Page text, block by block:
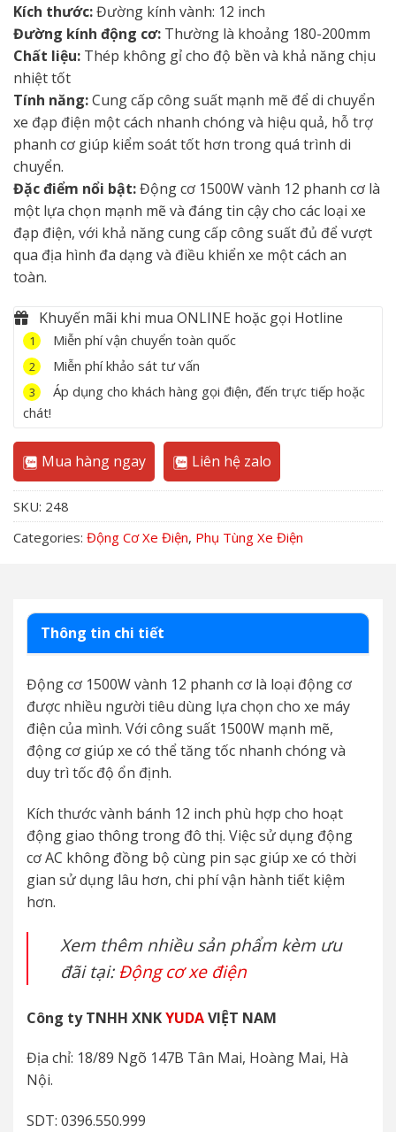
Kích thước:Đường kính vành: 12 inch
Đường kính động cơ: Thường là khoảng 180-200mm
Chất liệu: Thép không gỉ cho độ bền và khả năng chịu
nhiệt tốt
Tính năng:Cung cấp công suất mạnh mẽ để di chuyển
xe đạp điện một cách nhanh chóng và hiệu quả, hỗ trợ
phanh cơ giúp kiểm soát tốt hơn trong quá trình di
chuyển.
Đặc điểm nổi bật:Động cơ 1500W vành 12 phanh cơ là
một lựa chọn mạnh mẽ và đáng tin cậy cho các loại xe
đạp điện, với khả năng cung cấp công suất đủ để vượt
qua địa hình đa dạng và điều khiển xe một cách an
toàn.
Khuyến mãi khi mua ONLINE hoặc gọi Hotline
1 Miễn phí vận chuyển toàn quốc
2 Miễn phí khảo sát tư vấn
3
Áp dụng cho khách hàng gọi điện, đến trực tiếp hoặc
chát!
Mua hàng ngay Liên hệ zalo
SKU: 248
Categories: Động Cơ Xe Điện, Phụ Tùng Xe Điện
Thông tin chi tiết
Động cơ 1500W vành 12 phanh cơ là loại động cơ
được nhiều người tiêu dùng lựa chọn cho xe máy
điện của mình. Với công suất 1500W mạnh mẽ,
động cơ giúp xe có thể tăng tốc nhanh chóng và
duy trì tốc độ ổn định.
Kích thước vành bánh 12 inch phù hợp cho hoạt
động giao thông trong đô thị. Việc sử dụng động
cơ AC không đồng bộ cùng pin sạc giúp xe có thời
gian sử dụng lâu hơn, chi phí vận hành tiết kiệm
hơn.
Xem thêm nhiều sản phẩm kèm ưu
đãi tại: Động cơ xe điện
Công ty TNHH XNKYUDAVIỆT NAM
Địa chỉ: 18/89 Ngõ 147B Tân Mai, Hoàng Mai, Hà
Nội.
SDT: 0396.550.999